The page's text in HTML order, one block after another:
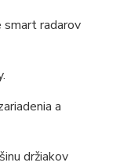
smart radarov
a
držiakov